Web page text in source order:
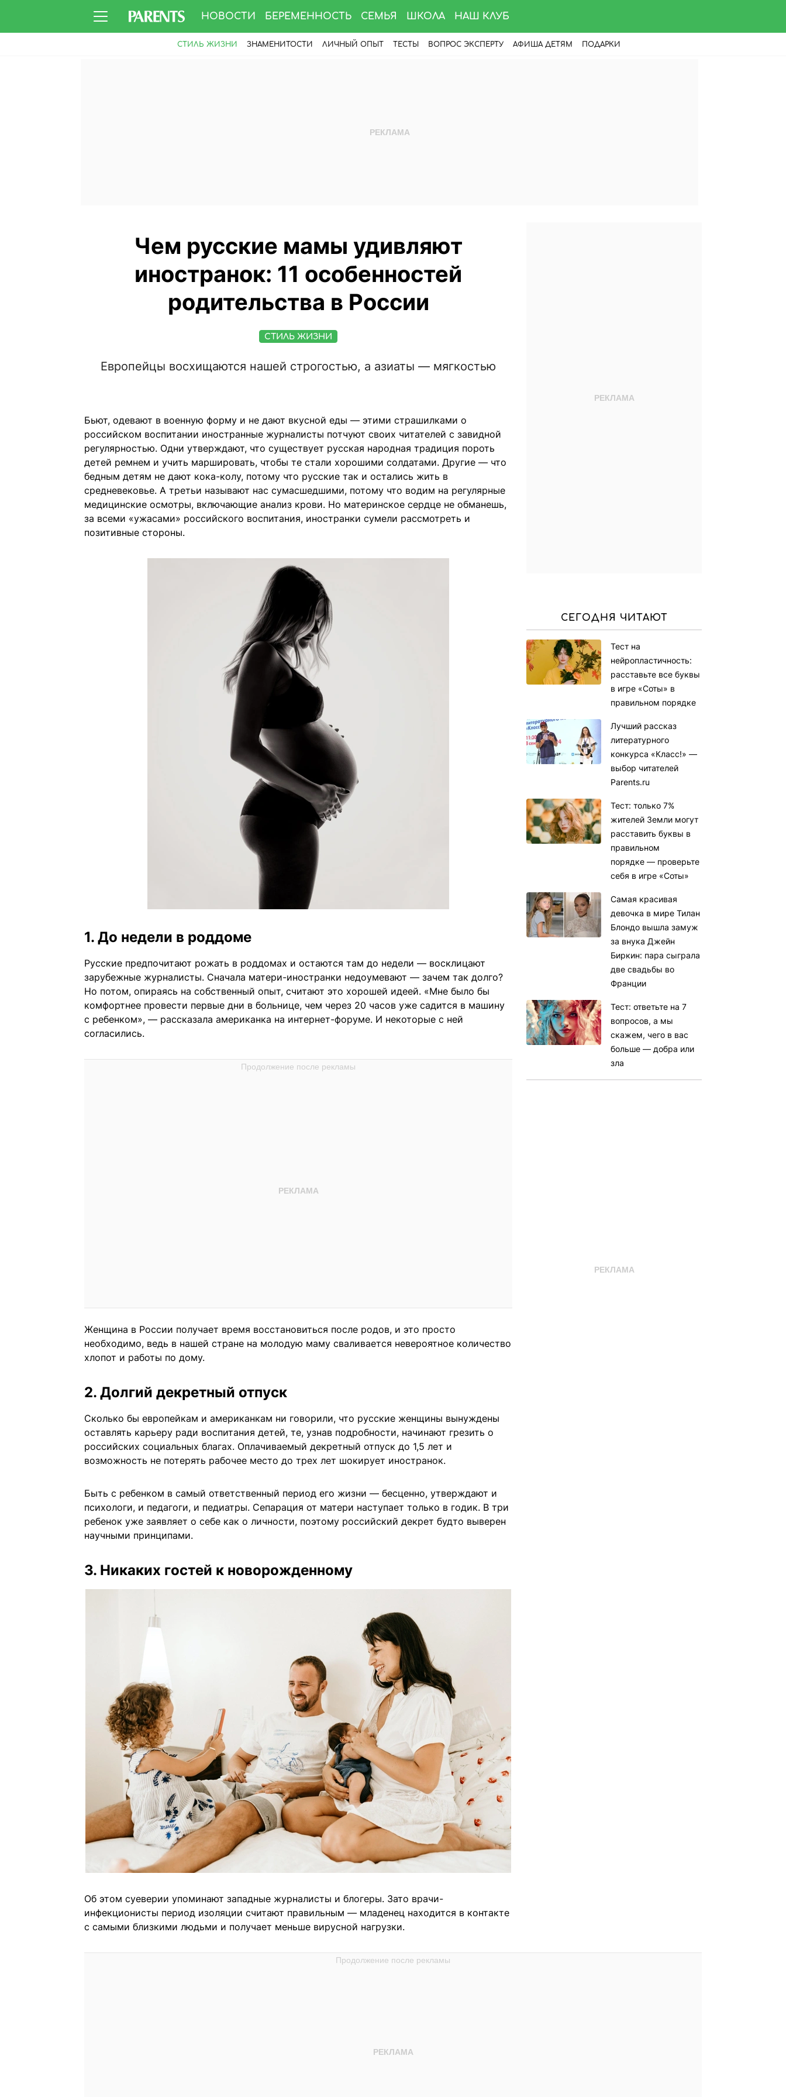
НОВОСТИ БЕРЕМЕННОСТЬ СЕМЬЯ ШКОЛА НАШ КЛУБ
СТИЛЬ ЖИЗНИ ЗНАМЕНИТОСТИ ЛИЧНЫЙ ОПЫТ ТЕСТЫ ВОПРОС ЭКСПЕРТУ АФИША ДЕТЯМ ПОДАРКИ
Чем русские мамы удивляют
иностранок: 11 особенностей
родительства в России
СТИЛЬ ЖИЗНИ
Европейцы восхищаются нашей строгостью, а азиаты — мягкостью
Бьют, одевают в военную форму и не дают вкусной еды — этими страшилками о
российском воспитании иностранные журналисты потчуют своих читателей с завидной
регулярностью. Одни утверждают, что существует русская народная традиция пороть
детей ремнем и учить маршировать, чтобы те стали хорошими солдатами. Другие — что
бедным детям не дают кока-колу, потому что русские так и остались жить в
средневековье. А третьи называют нас сумасшедшими, потому что водим на регулярные
медицинские осмотры, включающие анализ крови. Но материнское сердце не обманешь,
за всеми «ужасами» российского воспитания, иностранки сумели рассмотреть и
позитивные стороны.
1. До недели в роддоме
Русские предпочитают рожать в роддомах и остаются там до недели — восклицают
зарубежные журналисты. Сначала матери-иностранки недоумевают — зачем так долго?
Но потом, опираясь на собственный опыт, считают это хорошей идеей. «Мне было бы
комфортнее провести первые дни в больнице, чем через 20 часов уже садится в машину
с ребенком», — рассказала американка на интернет-форуме. И некоторые с ней
согласились.
Женщина в России получает время восстановиться после родов, и это просто
необходимо, ведь в нашей стране на молодую маму сваливается невероятное количество
хлопот и работы по дому.
2. Долгий декретный отпуск
Сколько бы европейкам и американкам ни говорили, что русские женщины вынуждены
оставлять карьеру ради воспитания детей, те, узнав подробности, начинают грезить о
российских социальных благах. Оплачиваемый декретный отпуск до 1,5 лет и
возможность не потерять рабочее место до трех лет шокирует иностранок.
Быть с ребенком в самый ответственный период его жизни — бесценно, утверждают и
психологи, и педагоги, и педиатры. Сепарация от матери наступает только в годик. В три
ребенок уже заявляет о себе как о личности, поэтому российский декрет будто выверен
научными принципами.
3. Никаких гостей к новорожденному
Об этом суеверии упоминают западные журналисты и блогеры. Зато врачи-
инфекционисты период изоляции считают правильным — младенец находится в контакте
с самыми близкими людьми и получает меньше вирусной нагрузки.
СЕГОДНЯ ЧИТАЮТ
Тест на
нейропластичность:
расставьте все буквы
в игре «Соты» в
правильном порядке
Лучший рассказ
литературного
конкурса «Класс!» —
выбор читателей
Parents.ru
Тест: только 7%
жителей Земли могут
расставить буквы в
правильном
порядке — проверьте
себя в игре «Соты»
Самая красивая
девочка в мире Тилан
Блондо вышла замуж
за внука Джейн
Биркин: пара сыграла
две свадьбы во
Франции
Тест: ответьте на 7
вопросов, а мы
скажем, чего в вас
больше — добра или
зла